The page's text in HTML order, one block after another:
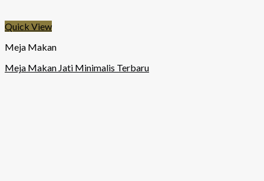
Quick View
Meja Makan
Meja Makan Jati Minimalis Terbaru